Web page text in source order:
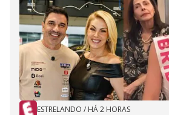
ESTRELANDO / HÁ 2 HORAS